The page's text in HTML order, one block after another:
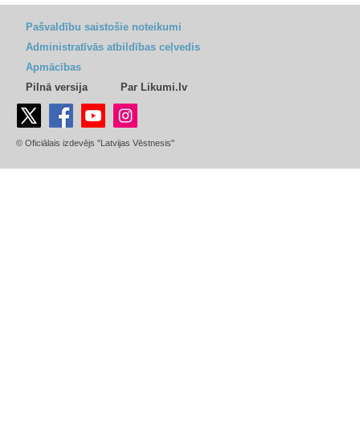
Pašvaldību saistošie noteikumi
Administratīvās atbildības ceļvedis
Apmācības
Pilnā versija
Par Likumi.lv
© Oficiālais izdevējs "Latvijas Vēstnesis"